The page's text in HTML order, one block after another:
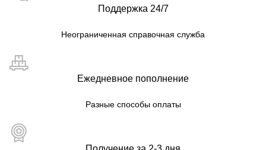
Поддержка 24/7
Неограниченная справочная служба
Ежедневное пополнение
Разные способы оплаты